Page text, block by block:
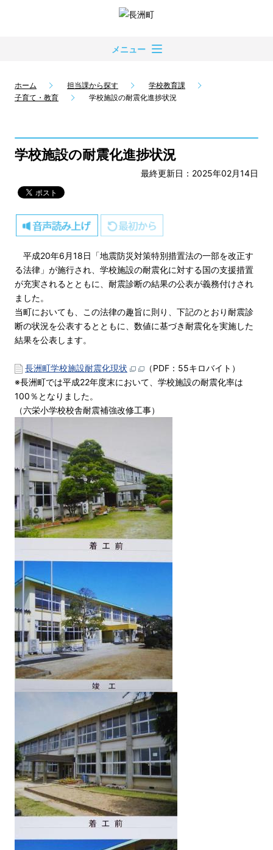
メニュー
ホーム 担当課から探す
学校教育課
子育て・教育
学校施設の耐震化進捗状況
学校施設の耐震化進捗状況
最終更新日：2025年02月14日
平成20年6月18日「地震防災対策特別措置法の一部を改正す
る法律」が施行され、学校施設の耐震化に対する国の支援措置
が充実されるとともに、耐震診断の結果の公表が義務付けされ
ました。
当町においても、この法律の趣旨に則り、下記のとおり耐震診
断の状況を公表するとともに、数値に基づき耐震化を実施した
結果を公表します。
長洲町学校施設耐震化現状
（PDF：55キロバイト）
※長洲町では平成22年度末において、学校施設の耐震化率は
100％となりました。
（六栄小学校校舎耐震補強改修工事）